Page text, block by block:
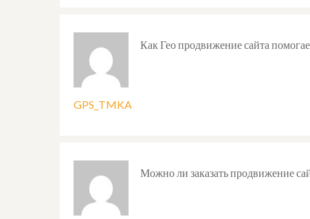
GPS_TMKA
Как Гео продвижение сайта
Можно ли заказать продвижение